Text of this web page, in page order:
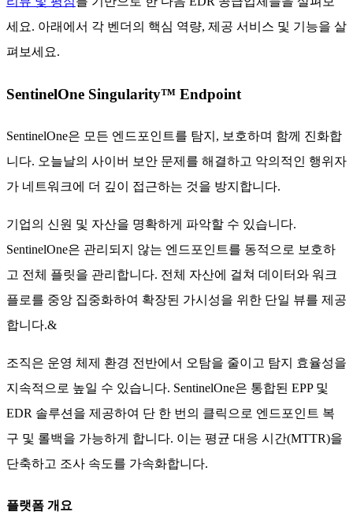
세요. 아래에서 각 벤더의 핵심 역량, 제공 서비스 및 기능을 살
펴보세요.
SentinelOne Singularity™ Endpoint
SentinelOne은 모든 엔드포인트를 탐지, 보호하며 함께 진화합
니다. 오늘날의 사이버 보안 문제를 해결하고 악의적인 행위자
가 네트워크에 더 깊이 접근하는 것을 방지합니다.
기업의 신원 및 자산을 명확하게 파악할 수 있습니다.
SentinelOne은 관리되지 않는 엔드포인트를 동적으로 보호하
고 전체 플릿을 관리합니다. 전체 자산에 걸쳐 데이터와 워크
플로를 중앙 집중화하여 확장된 가시성을 위한 단일 뷰를 제공
합니다.&
조직은 운영 체제 환경 전반에서 오탐을 줄이고 탐지 효율성을
지속적으로 높일 수 있습니다. SentinelOne은 통합된 EPP 및
EDR 솔루션을 제공하여 단 한 번의 클릭으로 엔드포인트 복
구 및 롤백을 가능하게 합니다. 이는 평균 대응 시간(MTTR)을
단축하고 조사 속도를 가속화합니다.
플랫폼 개요